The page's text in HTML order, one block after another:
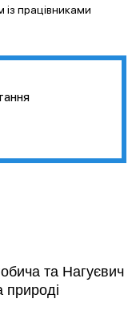
працівниками
та Нагуєвич
природі